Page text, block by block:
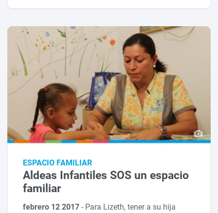
ESPACIO FAMILIAR
Aldeas Infantiles SOS un espacio
familiar
febrero 12 2017- Para Lizeth, tener a su hija